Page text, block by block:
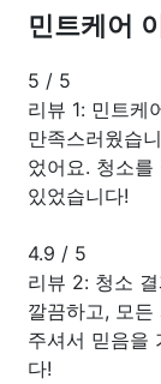
민트케어
5 / 5
리뷰 1: 민트케
만족스러웠습
었어요. 청소
있었습니다!
4.9 / 5
리뷰 2: 청소
깔끔하고, 모
주셔서 믿음을
다!